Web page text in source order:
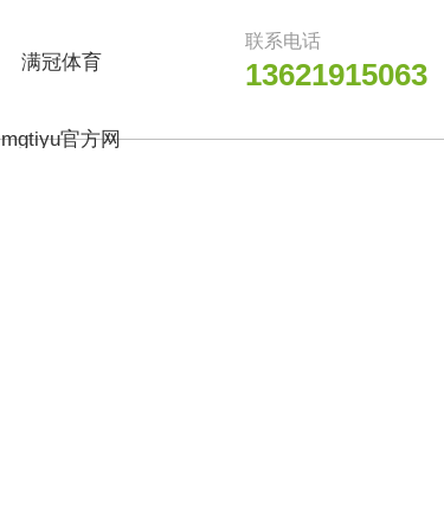
满冠体育
mgtiyu官方网
联系电话
13621915063